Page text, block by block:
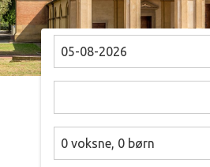
0 voksne, 0 børn